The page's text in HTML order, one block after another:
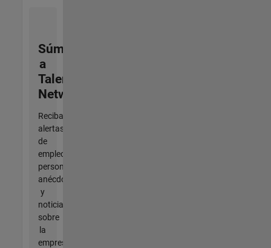
Súmese
a
Talent
Network
Reciba
alertas
de
empleo
personalizadas,
anécdotas
y
noticias
sobre
la
empresa.